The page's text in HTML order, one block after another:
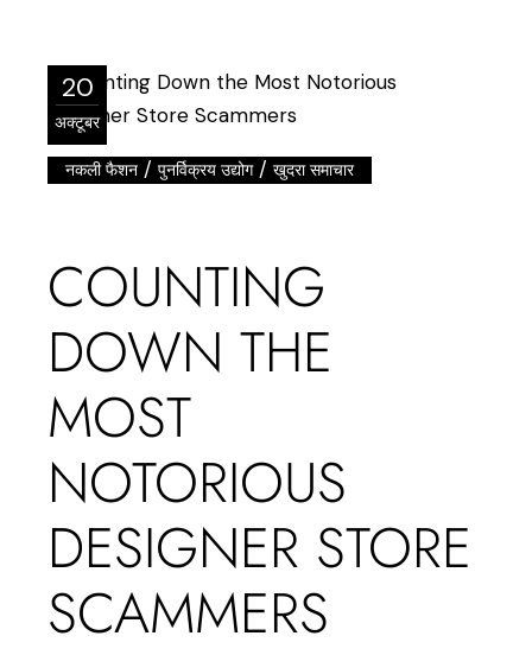
20
अक्टूबर
नकली फैशन /पुनर्विक्रय उद्योग/खुदरा समाचार
COUNTING
DOWN THE
MOST
NOTORIOUS
DESIGNER STORE
SCAMMERS